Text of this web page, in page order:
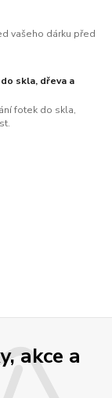
vašeho dárku před
skla, dřeva a
fotek do skla,
akce a